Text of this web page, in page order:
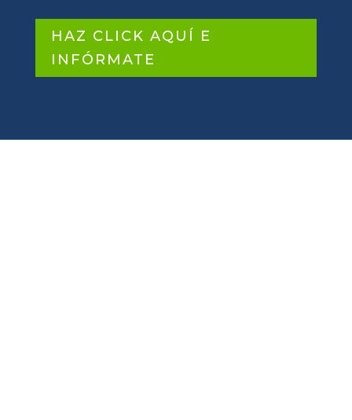
HAZ CLICK AQUÍ E
INFÓRMATE